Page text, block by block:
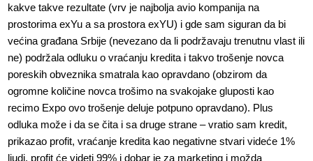
kakve takve rezultate (vrv je najbolja avio kompanija na
prostorima exYu a sa prostora exYU) i gde sam siguran da bi
većina građana Srbije (nevezano da li podržavaju trenutnu vlast ili
ne) podržala odluku o vraćanju kredita i takvo trošenje novca
poreskih obveznika smatrala kao opravdano (obzirom da
ogromne količine novca trošimo na svakojake gluposti kao
recimo Expo ovo trošenje deluje potpuno opravdano). Plus
odluka može i da se čita i sa druge strane – vratio sam kredit,
prikazao profit, vraćanje kredita kao negativne stvari videće 1%
ljudi, profit će videti 99% i dobar je za marketing i možda